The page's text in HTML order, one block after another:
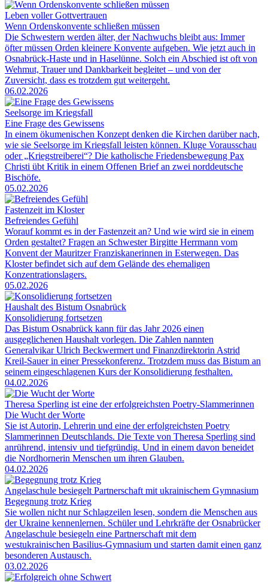
Leben voller Gottvertrauen
Wenn Ordenskonvente schließen müssen
Die Schwestern werden älter, der Nachwuchs bleibt aus: Immer
öfter müssen Orden kleinere Konvente aufgeben. Wie jetzt auch in
Osnabrück-Haste und in Haselünne. Solch ein Abschied ist oft von
Wehmut, Trauer und Dankbarkeit begleitet – und von der
Zuversicht, dass es trotzdem gut weitergeht.
06.02.2026
Seelsorge im Kriegsfall
Eine Frage des Gewissens
In einem ökumenischen Konzept denken die Kirchen darüber nach,
wie sie Seelsorge im Kriegsfall leisten können. Kluge Vorausschau
oder „Kriegstreiberei“? Die katholische Friedensbewegung Pax
Christi übt Kritik in einem Offenen Brief an zwei norddeutsche
Bischöfe.
05.02.2026
Fastenzeit im Kloster
Befreiendes Gefühl
Worauf kommt es in der Fastenzeit an? Und wie wird sie in einem
Orden gestaltet? Fragen an Schwester Birgitte Herrmann vom
Konvent der Mauritzer Franziskanerinnen in Esterwegen. Das
Kloster befindet sich auf dem Gelände des ehemaligen
Konzentrationslagers.
05.02.2026
Haushalt des Bistum Osnabrück
Konsolidierung fortsetzen
Das Bistum Osnabrück kann für das Jahr 2026 einen
ausgeglichenen Haushalt vorlegen. Die Zahlen nannten
Generalvikar Ulrich Beckwermert und Finanzdirektorin Astrid
Kreil-Sauer in einer Pressekonferenz. Trotzdem muss das Bistum an
seinem eingeschlagenen Kurs der Konsolidierung festhalten.
04.02.2026
Theresa Sperling ist eine der erfolgreichsten Poetry-Slammerinnen
Die Wucht der Worte
Sie ist Autorin, Lehrerin und eine der erfolgreichsten Poetry
Slammerinnen Deutschlands. Die Texte von Theresa Sperling sind
anrührend, intensiv und tiefgründig. Und in einem davon beneidet
die Nordhornerin Menschen um ihren Glauben.
04.02.2026
Angelaschule besiegelt Partnerschaft mit ukrainischem Gymnasium
Begegnung trotz Krieg
Sie wollen nicht nur Schlagzeilen lesen, sondern die Menschen aus
der Ukraine kennenlernen. Schüler und Lehrkräfte der Osnabrücker
Angelaschule besiegeln eine Partnerschaft mit dem
westukrainischen Basilius-Gymnasium und starten damit einen ganz
besonderen Austausch.
03.02.2026